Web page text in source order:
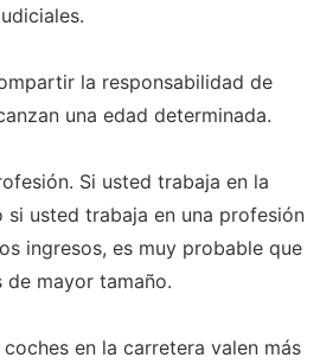
la responsabilidad de
una edad determinada.
Si usted trabaja en la
usted trabaja en una profesión
ingresos, es muy probable que
de mayor tamaño.
en la carretera valen más